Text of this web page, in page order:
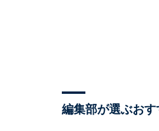
編集部が選ぶお